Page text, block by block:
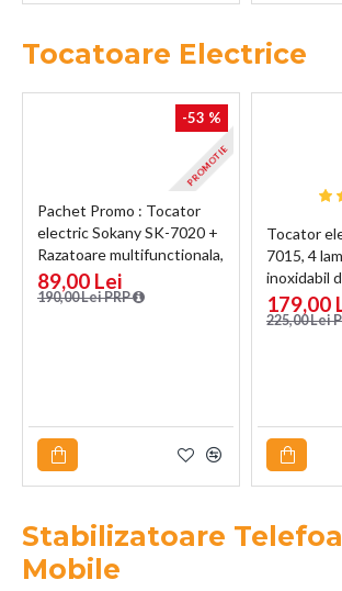
Tocatoare Electrice
PROMOTIE
-53 %
Pachet Promo : Tocator
electric Sokany SK-7020 +
Razatoare multifunctionala,
Naimeed D5130
89,00 Lei
190,00 Lei PRP
Tocator
7015, 4
inoxidabil
800 W,
Inox,
179,00
225,00 Lei
Stabilizatoare
Mobile